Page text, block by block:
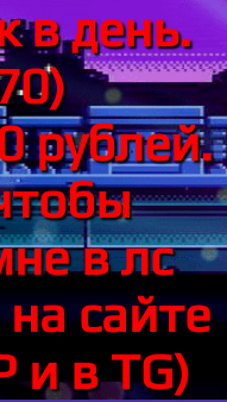
в день.
рублей.
в лс
сайте
и в TG)